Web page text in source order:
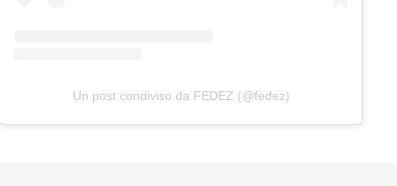
Un post condiviso da FEDEZ (@fedez)